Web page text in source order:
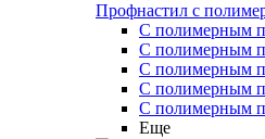
Профнастил с
С полимерным
С полимерным
С полимерным
С полимерным
С полимерным
Еще